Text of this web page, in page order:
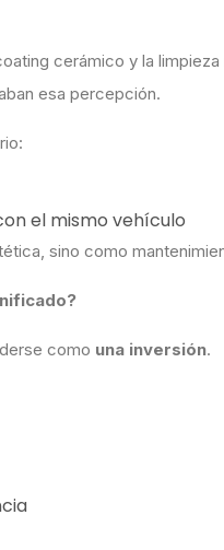
cerámico y la limpieza
esa percepción.
el mismo vehículo
sino como
como una inversión.